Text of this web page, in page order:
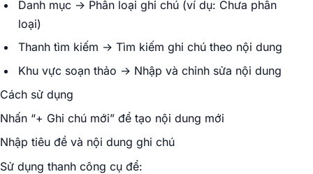
Danh mục → Phân loại ghi chú (ví dụ: Chưa phân
loại)
Thanh tìm kiếm → Tìm kiếm ghi chú theo nội dung
Khu vực soạn thảo → Nhập và chỉnh sửa nội dung
Cách sử dụng
Nhấn “+ Ghi chú mới” để tạo nội dung mới
Nhập tiêu đề và nội dung ghi chú
Sử dụng thanh công cụ để: